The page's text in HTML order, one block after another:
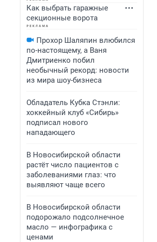
Как выбрать гаражные
секционные ворота
Прохор Шаляпин влюбился
по-настоящему, а Ваня
Дмитриенко побил
необычный рекорд: новости
из мира шоу-бизнеса
Обладатель Кубка Стэнли:
хоккейный клуб «Сибирь»
подписал нового
нападающего
В Новосибирской области
растёт число пациентов с
заболеваниями глаз: что
выявляют чаще всего
В Новосибирской области
подорожало подсолнечное
масло — инфографика с
ценами